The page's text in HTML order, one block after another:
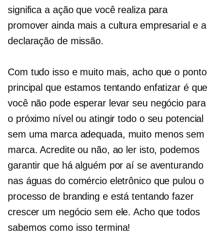
significa a ação que você realiza para
promover ainda mais a cultura empresarial e a
declaração de missão.
Com tudo isso e muito mais, acho que o ponto
principal que estamos tentando enfatizar é que
você não pode esperar levar seu negócio para
o próximo nível ou atingir todo o seu potencial
sem uma marca adequada, muito menos sem
marca. Acredite ou não, ao ler isto, podemos
garantir que há alguém por aí se aventurando
nas águas do comércio eletrônico que pulou o
processo de branding e está tentando fazer
crescer um negócio sem ele. Acho que todos
sabemos como isso termina!